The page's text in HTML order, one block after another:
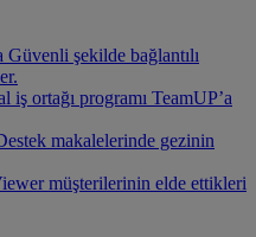
Güvenli şekilde bağlantılı
iş ortağı programı TeamUP’a
makalelerinde gezinin
müşterilerinin elde ettikleri